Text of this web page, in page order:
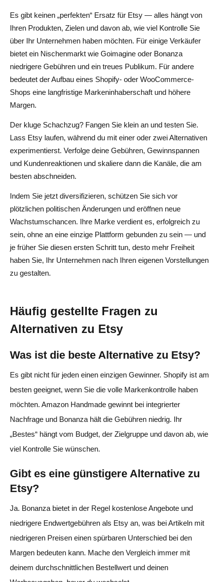
Es gibt keinen „perfekten“ Ersatz für Etsy — alles hängt von
Ihren Produkten, Zielen und davon ab, wie viel Kontrolle Sie
über Ihr Unternehmen haben möchten. Für einige Verkäufer
bietet ein Nischenmarkt wie Goimagine oder Bonanza
niedrigere Gebühren und ein treues Publikum. Für andere
bedeutet der Aufbau eines Shopify- oder WooCommerce-
Shops eine langfristige Markeninhaberschaft und höhere
Margen.
Der kluge Schachzug? Fangen Sie klein an und testen Sie.
Lass Etsy laufen, während du mit einer oder zwei Alternativen
experimentierst. Verfolge deine Gebühren, Gewinnspannen
und Kundenreaktionen und skaliere dann die Kanäle, die am
besten abschneiden.
Indem Sie jetzt diversifizieren, schützen Sie sich vor
plötzlichen politischen Änderungen und eröffnen neue
Wachstumschancen. Ihre Marke verdient es, erfolgreich zu
sein, ohne an eine einzige Plattform gebunden zu sein — und
je früher Sie diesen ersten Schritt tun, desto mehr Freiheit
haben Sie, Ihr Unternehmen nach Ihren eigenen Vorstellungen
zu gestalten.
Häufig gestellte Fragen zu
Alternativen zu Etsy
Was ist die beste Alternative zu Etsy?
Es gibt nicht für jeden einen einzigen Gewinner. Shopify ist am
besten geeignet, wenn Sie die volle Markenkontrolle haben
möchten. Amazon Handmade gewinnt bei integrierter
Nachfrage und Bonanza hält die Gebühren niedrig. Ihr
„Bestes“ hängt vom Budget, der Zielgruppe und davon ab, wie
viel Kontrolle Sie wünschen.
Gibt es eine günstigere Alternative zu
Etsy?
Ja. Bonanza bietet in der Regel kostenlose Angebote und
niedrigere Endwertgebühren als Etsy an, was bei Artikeln mit
niedrigeren Preisen einen spürbaren Unterschied bei den
Margen bedeuten kann. Mache den Vergleich immer mit
deinem durchschnittlichen Bestellwert und deinen